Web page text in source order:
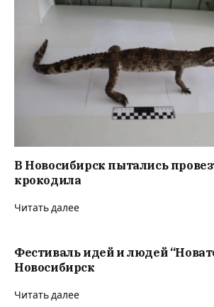
В Новосибирск пытались
крокодила
Читать далее
Фестиваль идей и людей
Новосибирск
Читать далее